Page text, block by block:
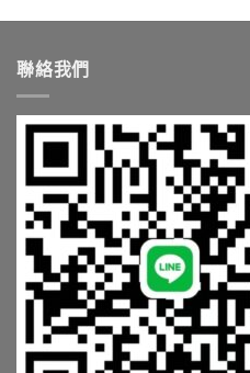
到
聯絡我們